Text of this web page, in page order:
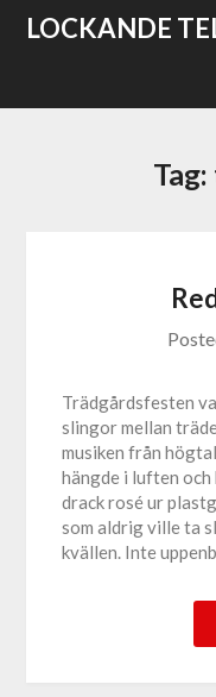
SkipLOCKANDE
Tag:
Trädgårdsfesten
slingor mellan
musiken från
hängde i luften
drack rosé ur
som aldrig ville ta
kvällen. Inte